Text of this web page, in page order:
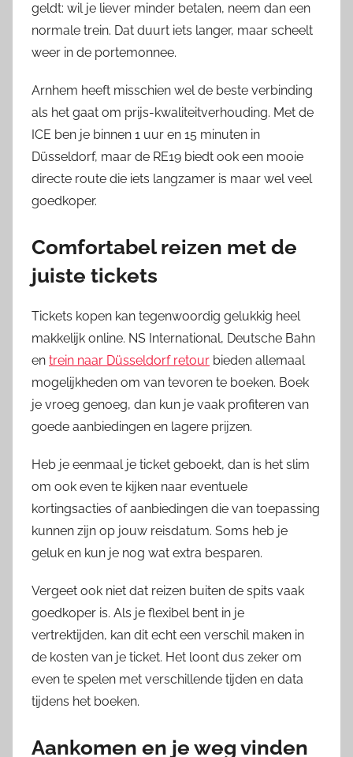
geldt: wil je liever minder betalen, neem dan een
normale trein. Dat duurt iets langer, maar scheelt
weer in de portemonnee.
Arnhem heeft misschien wel de beste verbinding
als het gaat om prijs-kwaliteitverhouding. Met de
ICE ben je binnen 1 uur en 15 minuten in
Düsseldorf, maar de RE19 biedt ook een mooie
directe route die iets langzamer is maar wel veel
goedkoper.
Comfortabel reizen met de
juiste tickets
Tickets kopen kan tegenwoordig gelukkig heel
makkelijk online. NS International, Deutsche Bahn
en trein naar Düsseldorf retour bieden allemaal
mogelijkheden om van tevoren te boeken. Boek
je vroeg genoeg, dan kun je vaak profiteren van
goede aanbiedingen en lagere prijzen.
Heb je eenmaal je ticket geboekt, dan is het slim
om ook even te kijken naar eventuele
kortingsacties of aanbiedingen die van toepassing
kunnen zijn op jouw reisdatum. Soms heb je
geluk en kun je nog wat extra besparen.
Vergeet ook niet dat reizen buiten de spits vaak
goedkoper is. Als je flexibel bent in je
vertrektijden, kan dit echt een verschil maken in
de kosten van je ticket. Het loont dus zeker om
even te spelen met verschillende tijden en data
tijdens het boeken.
Aankomen en je weg vinden